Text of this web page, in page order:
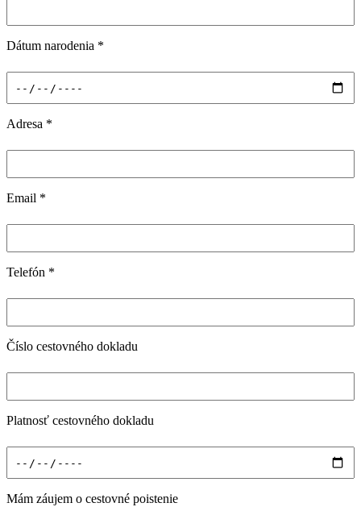
Dátum narodenia *
Adresa *
Email *
Telefón *
Číslo cestovného dokladu
Platnosť cestovného dokladu
Mám záujem o cestovné poistenie